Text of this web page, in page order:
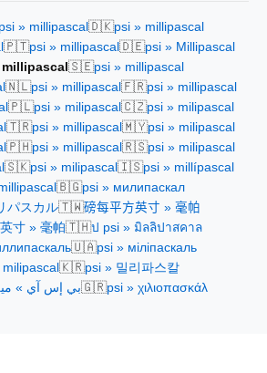
» millipascal 🇩🇰psi » millipascal
🇵🇹psi » millipascal 🇩🇪psi » Millipascal
🇸🇪psi » millipascal
🇳🇱psi » millipascal 🇫🇷psi » millipascal
🇵🇱psi » milipascal 🇨🇿psi » milipascal
🇹🇷psi » millipascal 🇲🇾psi » milipascal
🇵🇭psi » millipascal 🇷🇸psi » milipascal
🇸🇰psi » milipascal 🇮🇸psi » millípascal
🇧🇬psi » милипаскал
パスカル🇹🇼磅每平方英寸 » 毫帕
寸 » 毫帕🇹🇭ป psi » มิลลิปาสคาล
🇺🇦psi » міліпаскаль
🇰🇷psi » 밀리파스칼
بي إس آي »🇬🇷psi » χιλιοπασκάλ